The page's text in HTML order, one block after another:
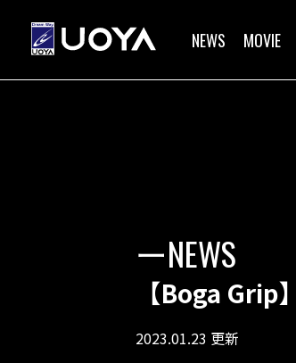
NEWS MOVIE
ーNEWS
【Boga
2023.01.23 更新